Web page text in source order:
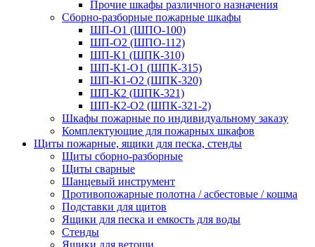
Прочие шкафы различного назначения
Сборно-разборные пожарные шкафы
ШП-О1 (ШПО-100)
ШП-О2 (ШПО-112)
ШП-К1 (ШПК-310)
ШП-К1-О1 (ШПК-315)
ШП-К1-О2 (ШПК-320)
ШП-К2 (ШПК-321)
ШП-К2-О2 (ШПК-321-2)
Шкафы пожарные по индивидуальному заказу
Комплектующие для пожарных шкафов
Щиты пожарные, ящики для песка, стенды
Щиты сборно-разборные
Щиты сварные
Шанцевый инструмент
Противопожарные полотна / асбестовые / кошма
Подставки для щитов
Ящики для песка и емкость для воды
Стенды
Ящики для ветоши